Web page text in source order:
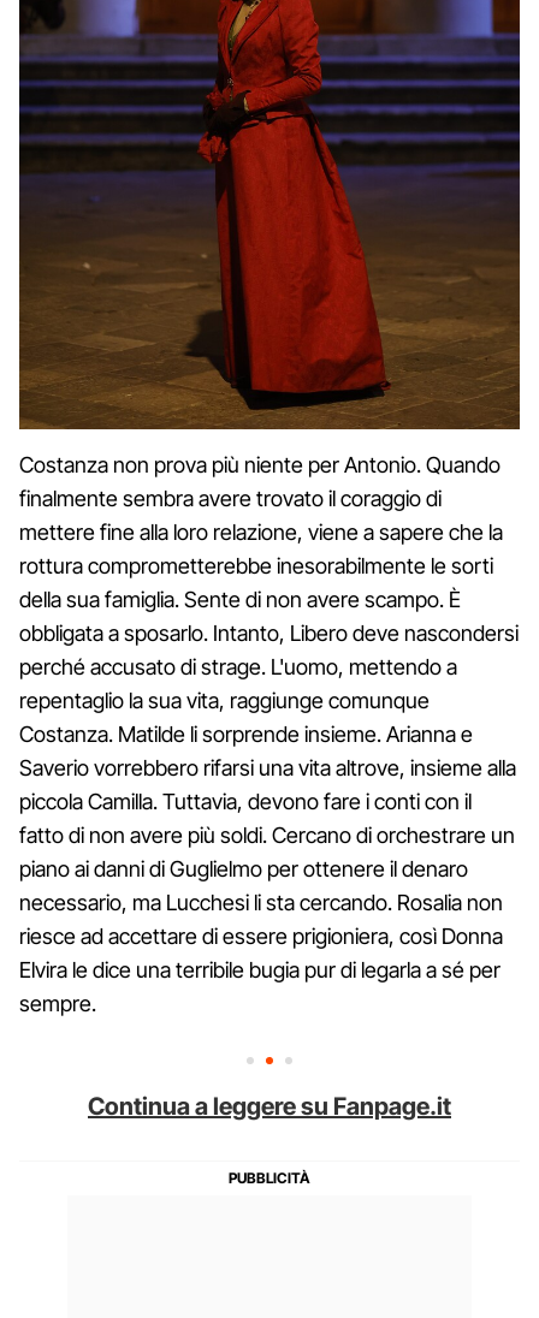
Costanza non prova più niente per Antonio. Quando
finalmente sembra avere trovato il coraggio di
mettere fine alla loro relazione, viene a sapere che la
rottura comprometterebbe inesorabilmente le sorti
della sua famiglia. Sente di non avere scampo. È
obbligata a sposarlo. Intanto, Libero deve nascondersi
perché accusato di strage. L'uomo, mettendo a
repentaglio la sua vita, raggiunge comunque
Costanza. Matilde li sorprende insieme. Arianna e
Saverio vorrebbero rifarsi una vita altrove, insieme alla
piccola Camilla. Tuttavia, devono fare i conti con il
fatto di non avere più soldi. Cercano di orchestrare un
piano ai danni di Guglielmo per ottenere il denaro
necessario, ma Lucchesi li sta cercando. Rosalia non
riesce ad accettare di essere prigioniera, così Donna
Elvira le dice una terribile bugia pur di legarla a sé per
sempre.
Continua a leggere su Fanpage.it